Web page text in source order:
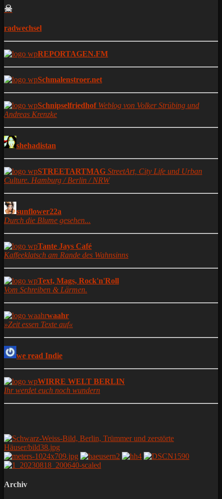
☠
radwechsel
REPORTAGEN.FM
Schmalenstroer.net
Schnipselfriedhof Weblog von Volker Strübing und
Andreas Krenzke
shehadistan
STREETARTMAG StreetArt, City Life und Urban
Culture. Hamburg / Berlin / NRW
sunflower22a
Durch die Blume gesehen...
Tante Jays Café
Kaffeeklatsch am Rande des Wahnsinns
Text, Mags, Rock'n'Roll
Vom Schreiben & Lärmen.
waahr
»Zeit essen Texte auf«
we read Indie
WIRRE WELT BERLIN
Ihr werdet euch noch wundern
Archiv